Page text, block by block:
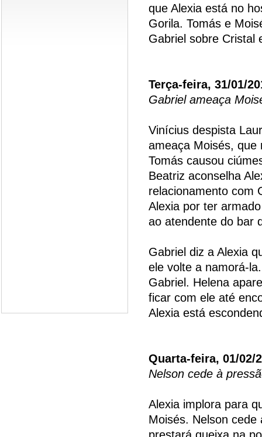
que Alexia está no
Gorila. Tomás e
Gabriel sobre Cristal
Terça-feira, 31/01/
Gabriel ameaça
Vinícius despista
ameaça Moisés, que
Tomás causou
Beatriz aconselha
relacionamento com
Alexia por ter
ao atendente do bar
Gabriel diz a Alexia
ele volte a namorá-
Gabriel. Helena
ficar com ele até
Alexia está
Quarta-feira, 01/02/
Nelson cede à
Alexia implora para
Moisés. Nelson
prestará queixa na